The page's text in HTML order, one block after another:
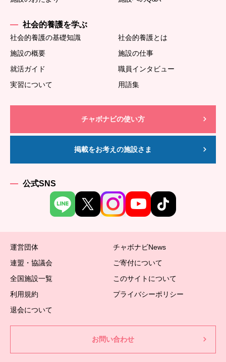
社会的養護を学ぶ
社会的養護の基礎知識
社会的養護とは
施設の概要
施設の仕事
就活ガイド
職員インタビュー
実習について
用語集
チャボナビの使い方
掲載をお考えの施設さま
公式SNS
運営団体
チャボナビNews
連盟・協議会
ご寄付について
全国施設一覧
このサイトについて
利用規約
プライバシーポリシー
退会について
お問い合わせ